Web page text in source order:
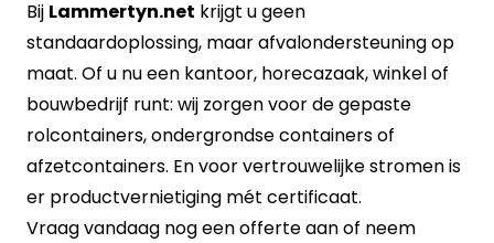
Bij Lammertyn.net krijgt u geen
standaardoplossing, maar afvalondersteuning op
maat. Of u nu een kantoor, horecazaak, winkel of
bouwbedrijf runt: wij zorgen voor de gepaste
rolcontainers, ondergrondse containers of
afzetcontainers. En voor vertrouwelijke stromen is
er productvernietiging mét certificaat.
Vraag vandaag nogeen offerteaan of neem